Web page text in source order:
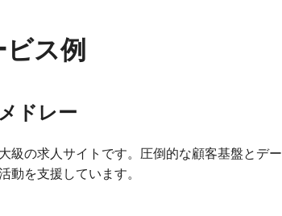
ス例
ドレー
級の求人サイトです。圧倒的な顧客基盤とデー
動を支援しています。